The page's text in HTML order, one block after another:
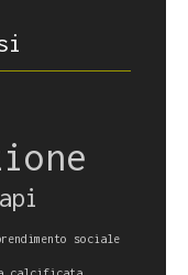
api
sociale